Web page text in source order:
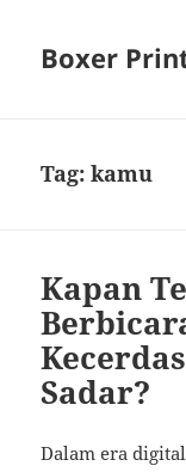
Boxer
Tag:kamu
Kapan
Sadar?
Dalam era